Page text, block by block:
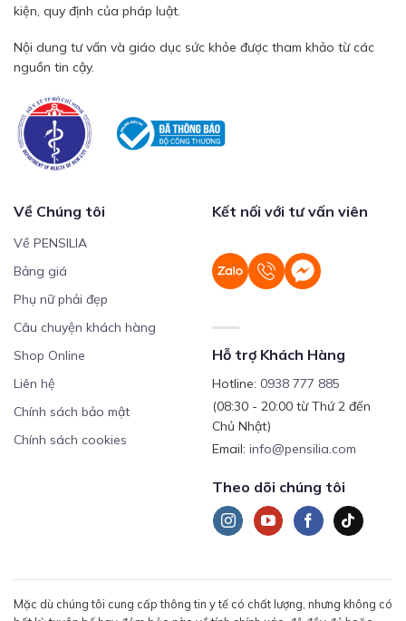
kiện, quy định của pháp luật.
Nội dung tư vấn và giáo dục sức khỏe được tham khảo từ các
nguồn tin cậy.
Về Chúng tôi
Về PENSILIA
Bảng giá
Phụ nữ phải đẹp
Câu chuyện khách hàng
Shop Online
Liên hệ
Chính sách bảo mật
Chính sách cookies
Kết nối với tư vấn viên
Hỗ trợ Khách Hàng
Hotline: 0938 777 885
(08:30 - 20:00 từ Thứ 2 đến
Chủ Nhật)
Email: info@pensilia.com
Theo dõi chúng tôi
Mặc dù chúng tôi cung cấp thông tin y tế có chất lượng, nhưng không có